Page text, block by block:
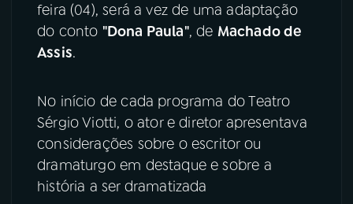
feira (04), será a vez de uma adaptação
do conto "Dona Paula", de Machado de
Assis.
No início de cada programa do Teatro
Sérgio Viotti, o ator e diretor apresentava
considerações sobre o escritor ou
dramaturgo em destaque e sobre a
história a ser dramatizada